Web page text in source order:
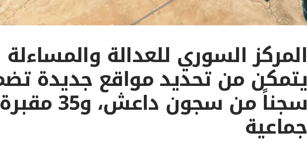
المركز السوري للعدالة والمساءلة
سجناً من سجون داعش، و35 مقبرة
جماعية